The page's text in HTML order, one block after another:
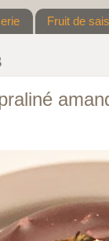
Fruit de